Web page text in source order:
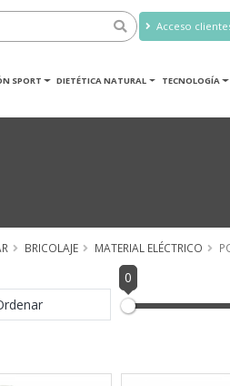
Acceso
SPORT DIETÉTICA NATURAL TECNOLOGÍA
BRICOLAJE MATERIAL ELÉCTRICO
0